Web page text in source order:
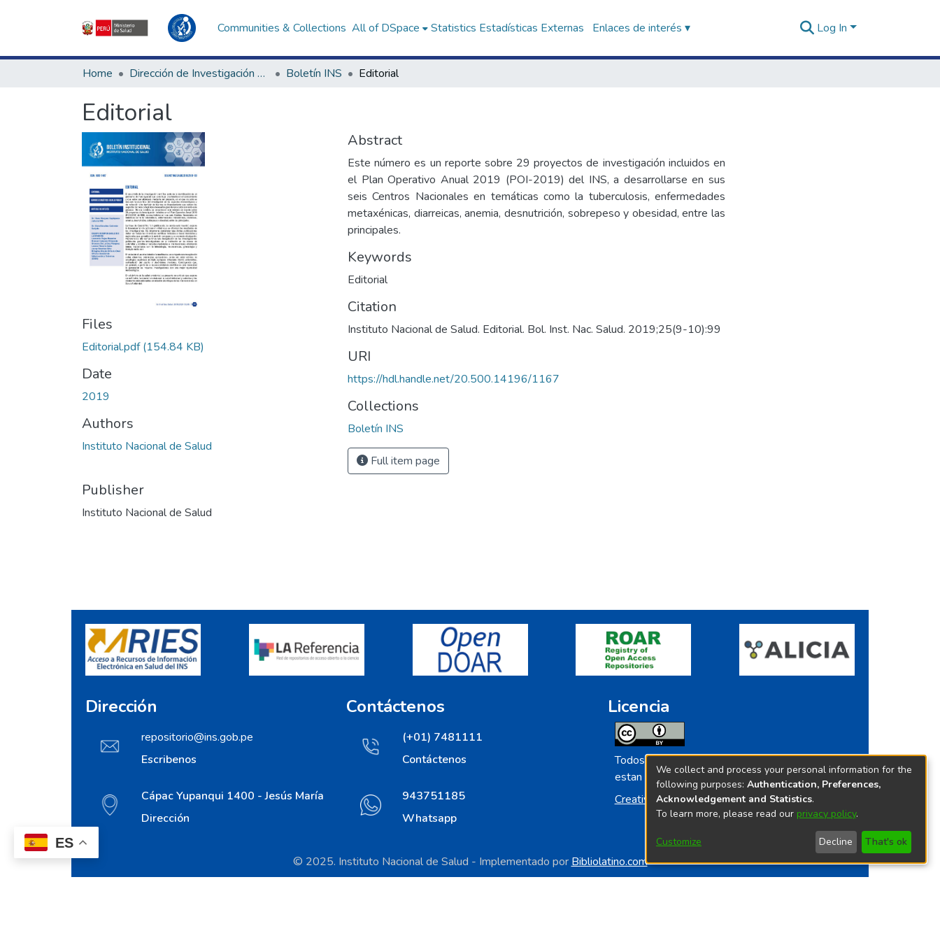
ES
Communities & Collections All of DSpace Statistics Estadísticas Externas Enlaces de interés ▾ Log In
Home Dirección de Investigación e Innovación en Salud Boletín INS Editorial
Editorial
Files
Editorial.pdf(154.84 KB)
Date
2019
Authors
Instituto Nacional de Salud
Publisher
Instituto Nacional de Salud
Abstract
Este número es un reporte sobre 29 proyectos de investigación incluidos en
el Plan Operativo Anual 2019 (POI-2019) del INS, a desarrollarse en sus
seis Centros Nacionales en temáticas como la tuberculosis, enfermedades
metaxénicas, diarreicas, anemia, desnutrición, sobrepeso y obesidad, entre las
principales.
Keywords
Editorial
Citation
Instituto Nacional de Salud. Editorial. Bol. Inst. Nac. Salud. 2019;25(9-10):99
URI
https://hdl.handle.net/20.500.14196/1167
Collections
Boletín INS
Full item page
Dirección
repositorio@ins.gob.pe
Escribenos
Cápac Yupanqui 1400 - Jesús María
Dirección
Contáctenos
(+01) 7481111
Contáctenos
943751185
Whatsapp
Licencia
Todos los contenidos de repositorio.ins.gob.pe
estan licenciados bajo
Creative Commoms License
© 2025. Instituto Nacional de Salud - Implementado por Bibliolatino.com
We collect and process your personal information for the
following purposes: Authentication, Preferences,
Acknowledgement and Statistics.
To learn more, please read our privacy policy.
Customize Decline That's ok